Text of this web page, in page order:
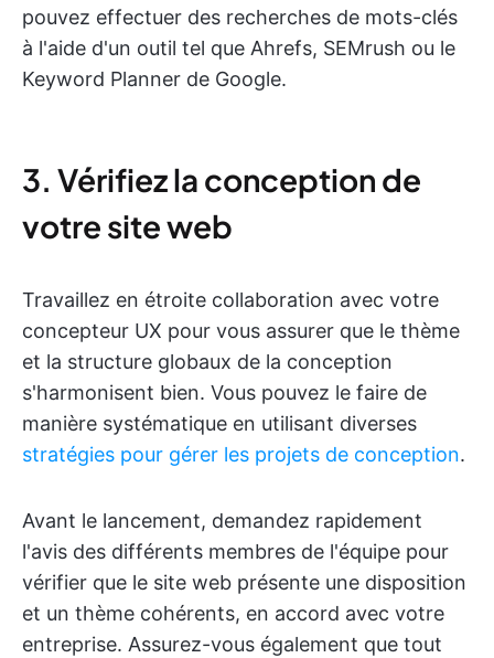
pouvez effectuer des recherches de mots-clés
à l'aide d'un outil tel que Ahrefs, SEMrush ou le
Keyword Planner de Google.
3. Vérifiez la conception de
votre site web
Travaillez en étroite collaboration avec votre
concepteur UX pour vous assurer que le thème
et la structure globaux de la conception
s'harmonisent bien. Vous pouvez le faire de
manière systématique en utilisant diverses
stratégies pour gérer les projets de conception.
Avant le lancement, demandez rapidement
l'avis des différents membres de l'équipe pour
vérifier que le site web présente une disposition
et un thème cohérents, en accord avec votre
entreprise. Assurez-vous également que tout